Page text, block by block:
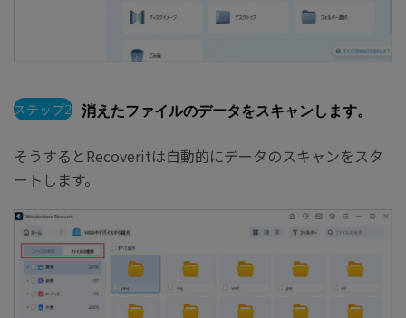
ステップ2 消えたファイルのデータをスキャンします。
そうするとRecoveritは自動的にデータのスキャンをスタ
ートします。